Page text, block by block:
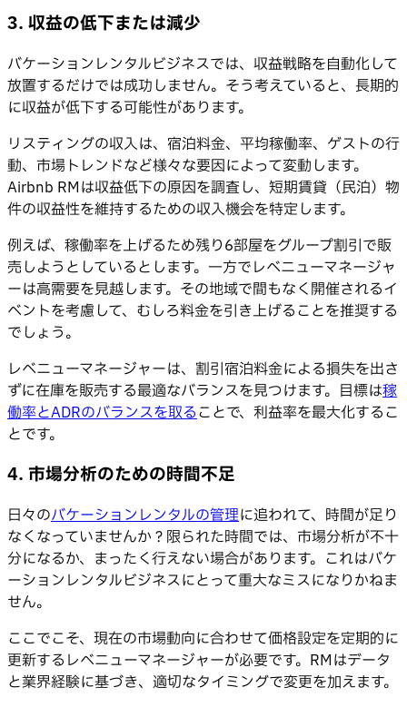
3. 収益の低下または減少
バケーションレンタルビジネスでは、収益戦略を自動化して
放置するだけでは成功しません。そう考えていると、長期的
に収益が低下する可能性があります。
リスティングの収入は、宿泊料金、平均稼働率、ゲストの行
動、市場トレンドなど様々な要因によって変動します。
Airbnb RMは収益低下の原因を調査し、短期賃貸（民泊）物
件の収益性を維持するための収入機会を特定します。
例えば、稼働率を上げるため残り6部屋をグループ割引で販
売しようとしているとします。一方でレベニューマネージャ
ーは高需要を見越します。その地域で間もなく開催されるイ
ベントを考慮して、むしろ料金を引き上げることを推奨する
でしょう。
レベニューマネージャーは、割引宿泊料金による損失を出さ
ずに在庫を販売する最適なバランスを見つけます。目標は稼
働率とADRのバランスを取ることで、利益率を最大化するこ
とです。
4. 市場分析のための時間不足
日々のバケーションレンタルの管理に追われて、時間が足り
なくなっていませんか？限られた時間では、市場分析が不十
分になるか、まったく行えない場合があります。これはバケ
ーションレンタルビジネスにとって重大なミスになりかねま
せん。
ここでこそ、現在の市場動向に合わせて価格設定を定期的に
更新するレベニューマネージャーが必要です。RMはデータ
と業界経験に基づき、適切なタイミングで変更を加えます。